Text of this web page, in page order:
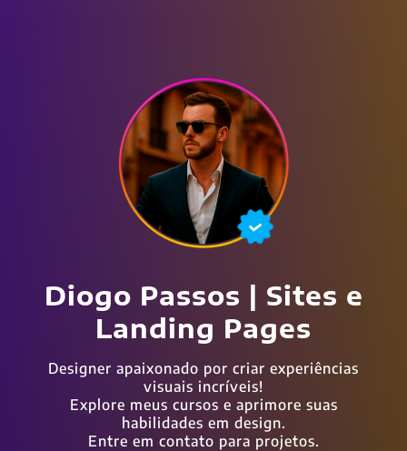
Diogo Passos | Sites e
Landing Pages
Designer apaixonado por criar experiências
visuais incríveis!
Explore meus cursos e aprimore suas
habilidades em design.
Entre em contato para projetos.